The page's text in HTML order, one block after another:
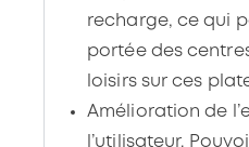
recharge, ce qui
portée des
loisirs sur ces
Amélioration de
l’utilisateur.